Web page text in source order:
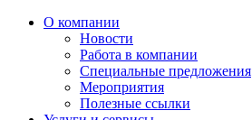
О компании
Новости
Работа в компании
Специальные предложения
Мероприятия
Полезные ссылки